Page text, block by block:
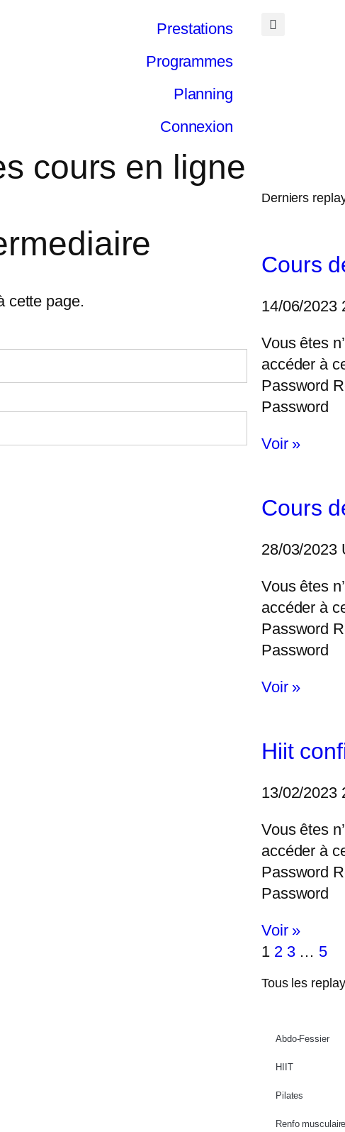
Prestations
Programmes
Planning
Connexion
cours en ligne
cette page.
Derniers
Cours
14/06/2023
Vous êtes
accéder à
Password
Password
Voir »
Cours
28/03/2023
Vous êtes
accéder à
Password
Password
Voir »
Hiit
13/02/2023
Vous êtes
accéder à
Password
Password
Voir »
1 2 3 … 5
Tous les
Abdo-Fessier
HIIT
Pilates
Renfo